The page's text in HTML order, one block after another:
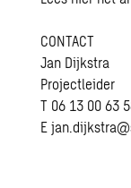
CONTACT
Jan Dijkstra
Projectleider
T 06 13 00 63
E